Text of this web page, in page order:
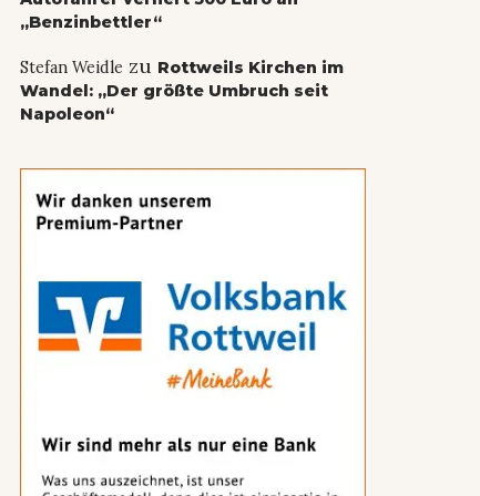
„Benzinbettler“
Stefan Weidle zu Rottweils Kirchen im
Wandel: „Der größte Umbruch seit
Napoleon“